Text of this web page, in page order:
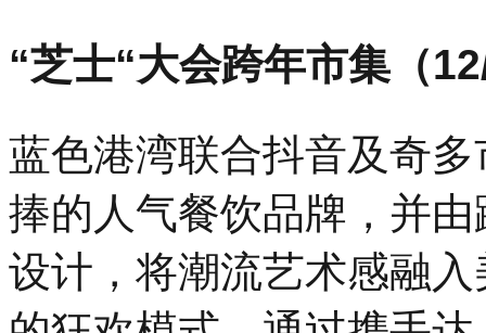
“芝士“大会跨年市集（
蓝色港湾联合抖音及奇多
捧的人气餐饮品牌，并
设计，将潮流艺术感融